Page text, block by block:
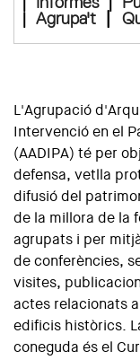
|Agrupa't |
L'Agrupació
Intervenció en el
(AADIPA) té per
defensa, vetlla
difusió del
de la millora de la
agrupats i per
de conferències,
visites,
actes relacionats
edificis històrics.
coneguda és el